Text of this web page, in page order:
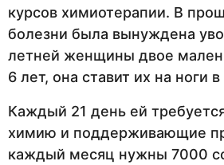
курсов химиотерапии. В
болезни была вынуждена
летней женщины двое
6 лет, она ставит их на ноги
Каждый 21 день ей
химию и поддерживающие
каждый месяц нужны 7000